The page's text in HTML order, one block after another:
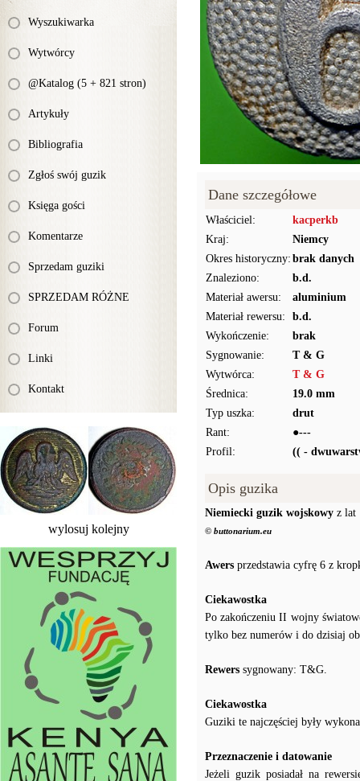
Wyszukiwarka
Wytwórcy
@Katalog (5 + 821 stron)
Artykuły
Bibliografia
Zgłoś swój guzik
Księga gości
Komentarze
Sprzedam guziki
SPRZEDAM RÓŻNE
Forum
Linki
Kontakt
wylosuj kolejny
Dane szczegółowe
Właściciel:
kacperkb
Kraj:
Niemcy
Okres historyczny: brak danych
Znaleziono:
b.d.
Materiał awersu:
aluminium
Materiał rewersu:
b.d.
Wykończenie:
brak
Sygnowanie:
T & G
Wytwórca:
T & G
Średnica:
19.0 mm
Typ uszka:
drut
Rant:
●---
Profil:
(( -
Opis guzika
Niemiecki guzik wojskowy z lat
© buttonarium.eu
Awers przedstawia cyfrę 6 z
Ciekawostka
Po zakończeniu II wojny
tylko bez numerów i do dzisiaj
Rewers sygnowany: T&G.
Ciekawostka
Guziki te najczęściej były
Przeznaczenie i datowanie
Jeżeli guzik posiadał na